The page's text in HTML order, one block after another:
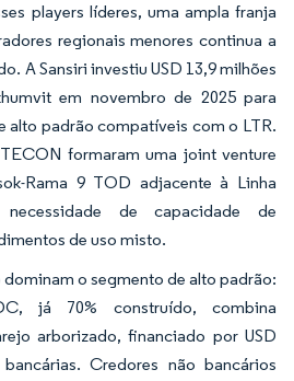
players líderes, uma ampla franja
regionais menores continua a
A Sansiri investiu USD 13,9 milhões
em novembro de 2025 para
alto padrão compatíveis com o LTR.
formaram uma joint venture
Rama 9 TOD adjacente à Linha
de capacidade de
de uso misto.
o segmento de alto padrão:
já 70% construído, combina
arborizado, financiado por USD
Credores não bancários